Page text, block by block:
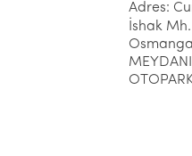
Adres:
İshak